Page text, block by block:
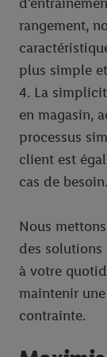
rangement,
plus simple
4. La
en magasin,
processus
client est
cas de besoin.
Nous
des
à votre
maintenir
contrainte.
également être
services de Lidl
Lidl peuvent
mail hachée et,
dont dispose
Sous «
individuelles et
traitement des
En cliquant sur «
l’utilisation des
informations sur
droit de
pour l’avenir
données.Vous